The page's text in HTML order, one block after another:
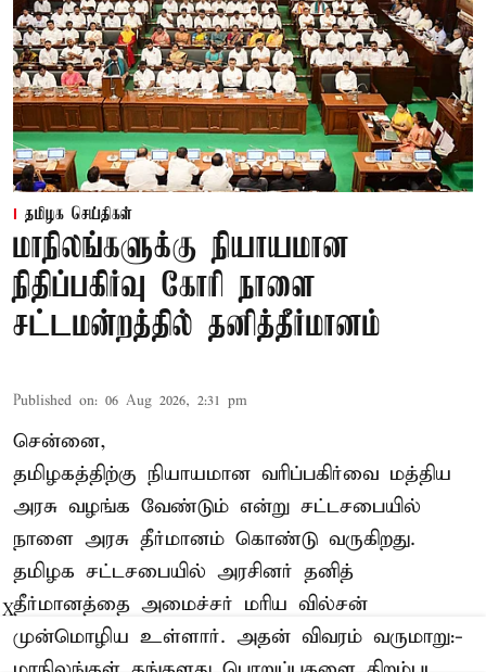
தமிழக செய்திகள்
மாநிலங்களுக்கு நியாயமான
நிதிப்பகிர்வு கோரி நாளை
சட்டமன்றத்தில் தனித்தீர்மானம்
Published on: 06 Aug 2026, 2:31 pm
சென்னை,
தமிழகத்திற்கு நியாயமான வரிப்பகிர்வை மத்திய
அரசு வழங்க வேண்டும் என்று சட்டசபையில்
நாளை அரசு தீர்மானம் கொண்டு வருகிறது.
தமிழக சட்டசபையில் அரசினர் தனித்
தீர்மானத்தை அமைச்சர் மரிய வில்சன்
முன்மொழிய உள்ளார். அதன் விவரம் வருமாறு:-
X